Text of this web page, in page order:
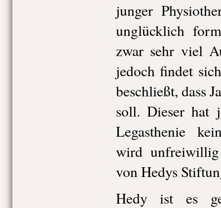
junger
unglücklich
zwar sehr viel
jedoch findet
beschließt, dass
soll. Dieser hat
Legasthenie
wird
von Hedys
Hedy ist es